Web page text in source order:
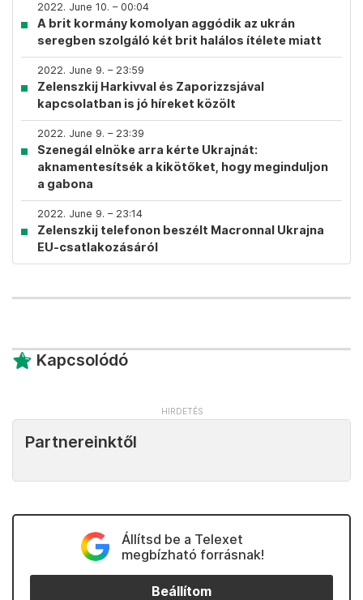
2022. June 10. – 00:04
A brit kormány komolyan aggódik az ukrán
seregben szolgáló két brit halálos ítélete miatt
2022. June 9. – 23:59
Zelenszkij Harkivval és Zaporizzsjával
kapcsolatban is jó híreket közölt
2022. June 9. – 23:39
Szenegál elnöke arra kérte Ukrajnát:
aknamentesítsék a kikötőket, hogy meginduljon
a gabona
2022. June 9. – 23:14
Zelenszkij telefonon beszélt Macronnal Ukrajna
EU-csatlakozásáról
Kapcsolódó
Partnereinktől
Állítsd be a Telexet
megbízható forrásnak!
Beállítom